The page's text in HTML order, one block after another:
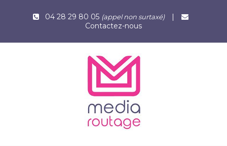
04 28 29 80 05 (appel non surtaxé)
|
Contactez-nous